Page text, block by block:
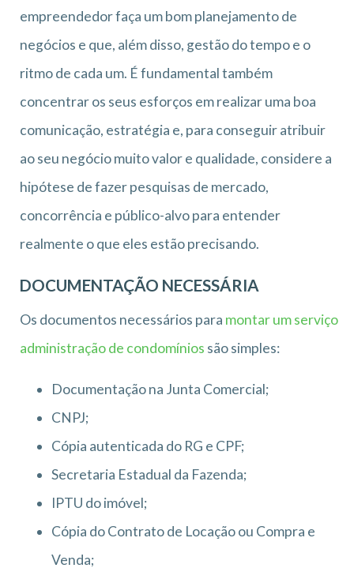
empreendedor faça um bom planejamento de
negócios e que, além disso, gestão do tempo e o
ritmo de cada um. É fundamental também
concentrar os seus esforços em realizar uma boa
comunicação, estratégia e, para conseguir atribuir
ao seu negócio muito valor e qualidade, considere a
hipótese de fazer pesquisas de mercado,
concorrência e público-alvo para entender
realmente o que eles estão precisando.
DOCUMENTAÇÃO NECESSÁRIA
Os documentos necessários para montar um serviço
administração de condomínios são simples:
Documentação na Junta Comercial;
CNPJ;
Cópia autenticada do RG e CPF;
Secretaria Estadual da Fazenda;
IPTU do imóvel;
Cópia do Contrato de Locação ou Compra e
Venda;